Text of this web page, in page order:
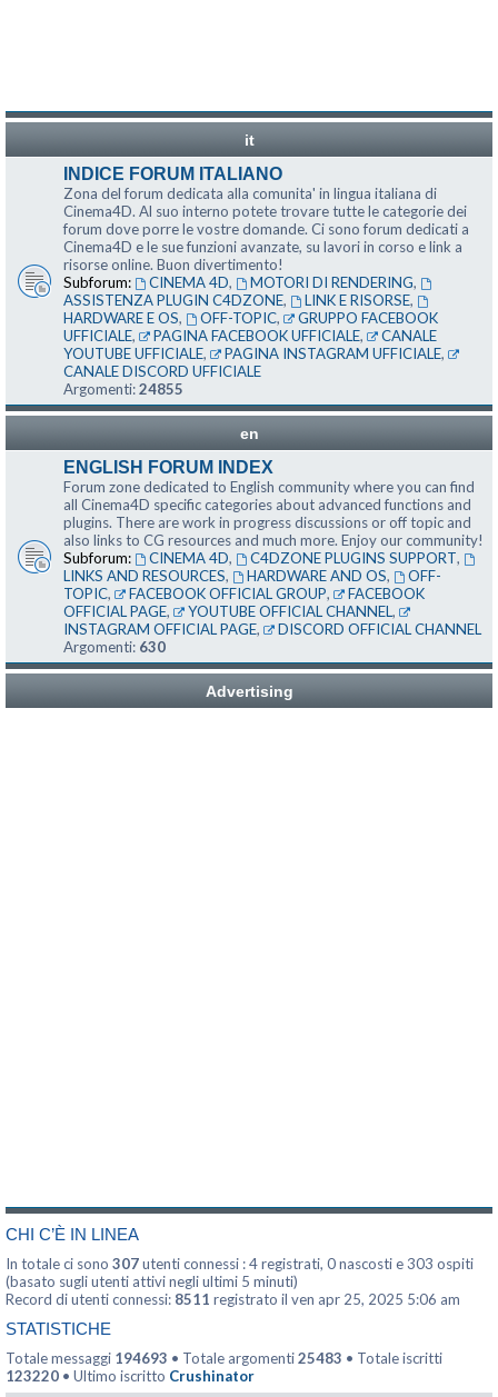
it
INDICE FORUM ITALIANO
Zona del forum dedicata alla comunita' in lingua italiana di
Cinema4D. Al suo interno potete trovare tutte le categorie dei
forum dove porre le vostre domande. Ci sono forum dedicati a
Cinema4D e le sue funzioni avanzate, su lavori in corso e link a
risorse online. Buon divertimento!
Subforum:
CINEMA 4D, MOTORI DI RENDERING,
ASSISTENZA PLUGIN C4DZONE, LINK E RISORSE,
HARDWARE E OS, OFF-TOPIC,
GRUPPO FACEBOOK
UFFICIALE, PAGINA FACEBOOK UFFICIALE,
CANALE
YOUTUBE UFFICIALE, PAGINA INSTAGRAM UFFICIALE,
CANALE DISCORD UFFICIALE
Argomenti:24855
en
ENGLISH FORUM INDEX
Forum zone dedicated to English community where you can find
all Cinema4D specific categories about advanced functions and
plugins. There are work in progress discussions or off topic and
also links to CG resources and much more. Enjoy our community!
Subforum:
CINEMA 4D, C4DZONE PLUGINS SUPPORT,
LINKS AND RESOURCES, HARDWARE AND OS,
OFF-
TOPIC, FACEBOOK OFFICIAL GROUP,
FACEBOOK
OFFICIAL PAGE, YOUTUBE OFFICIAL CHANNEL,
INSTAGRAM OFFICIAL PAGE,
DISCORD OFFICIAL CHANNEL
Argomenti: 630
Advertising
CHI C’È IN LINEA
In totale ci sono 307utenti connessi : 4 registrati, 0 nascosti e 303 ospiti
(basato sugli utenti attivi negli ultimi 5 minuti)
Record di utenti connessi: 8511 registrato il ven apr 25, 2025 5:06 am
STATISTICHE
Totale messaggi 194693 • Totale argomenti25483 • Totale iscritti
123220 • Ultimo iscritto Crushinator